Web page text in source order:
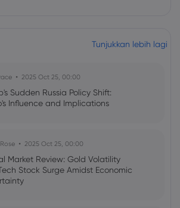
Tunjukkan lebih lagi
2025 Oct 25, 00:00
Sudden Russia Policy Shift:
Influence and Implications
2025 Oct 25, 00:00
Market Review: Gold Volatility
Stock Surge Amidst Economic